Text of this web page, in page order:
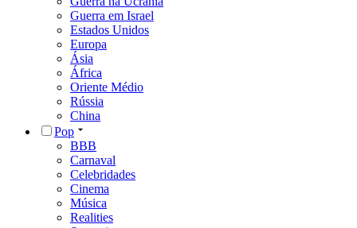
Guerra em Israel
Estados Unidos
Europa
Ásia
África
Oriente Médio
Rússia
China
Pop
BBB
Carnaval
Celebridades
Cinema
Música
Realities